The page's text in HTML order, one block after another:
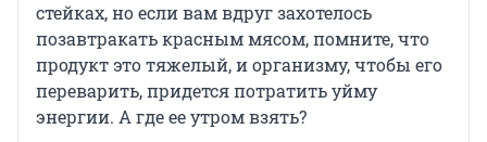
стейках, но если вам вдруг захотелось
позавтракать красным мясом, помните, что
продукт это тяжелый, и организму, чтобы его
переварить, придется потратить уйму
энергии. А где ее утром взять?